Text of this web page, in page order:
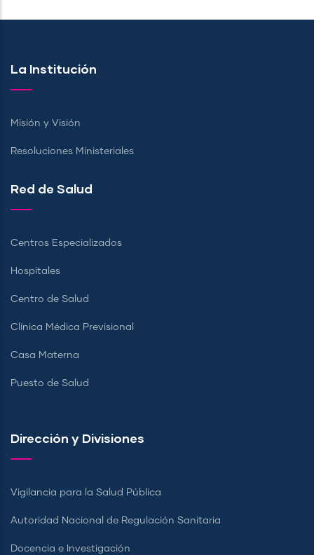
La Institución
Misión y Visión
Resoluciones Ministeriales
Red de Salud
Centros Especializados
Hospitales
Centro de Salud
Clínica Médica Previsional
Casa Materna
Puesto de Salud
Dirección y Divisiones
Vigilancia para la Salud Pública
Autoridad Nacional de Regulación Sanitaria
Docencia e Investigación